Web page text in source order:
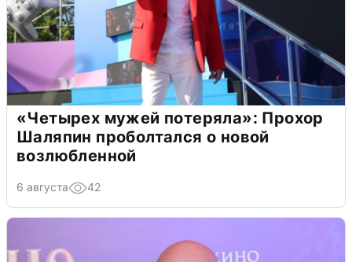
«Четырех мужей потеряла»: Прохор
Шаляпин проболтался о новой
возлюбленной
6 августа 42